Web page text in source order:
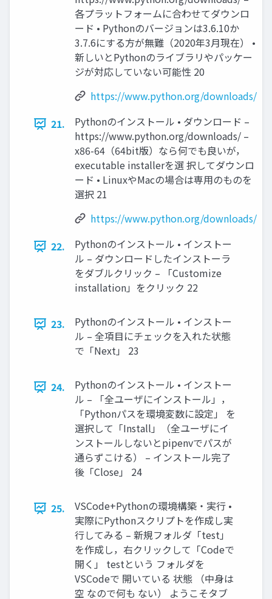
各プラットフォームに合わせてダウンロ
ード • Pythonのバージョンは3.6.10か
3.7.6にする方が無難（2020年3月現在） •
新しいとPythonのライブラリやパッケー
ジが対応していない可能性 20
https://www.python.org/downloads/
21.
Pythonのインストール • ダウンロード –
https://www.python.org/downloads/ –
x86-64（64bit版）なら何でも良いが，
executable installerを選 択してダウンロ
ード • LinuxやMacの場合は専用のものを
選択 21
https://www.python.org/downloads/
22.
Pythonのインストール • インストー
ル – ダウンロードしたインストーラ
をダブルクリック – 「Customize
installation」をクリック 22
23.
Pythonのインストール • インストー
ル – 全項目にチェックを入れた状態
で「Next」 23
24.
Pythonのインストール • インストー
ル – 「全ユーザにインストール」，
「Pythonパスを環境変数に設定」 を
選択して「Install」（全ユーザにイ
ンストールしないとpipenvでパスが
通らずこける） – インストール完了
後「Close」 24
25.
VSCode+Pythonの環境構築・実行 •
実際にPythonスクリプトを作成し実
行してみる – 新規フォルダ「test」
を作成し，右クリックして「Codeで
開く」 testという フォルダを
VSCodeで 開いている 状態 （中身は
空 なので何も ない） ようこそタブ